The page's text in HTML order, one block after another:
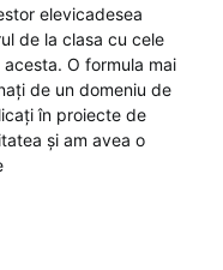
elevicadesea
de la clasa cu cele
O formula mai
de un domeniu de
în proiecte de
și am avea o